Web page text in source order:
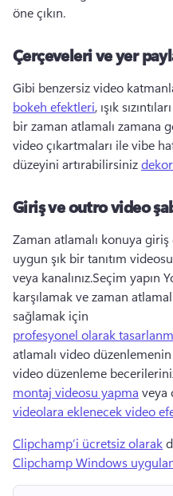
öne çıkın.
Çerçeveleri ve yer
Gibi benzersiz video
bokeh efektleri, ışık
bir zaman atlamalı zamana
video çıkartmaları ile vibe
düzeyini artırabilirsiniz
Giriş ve outro video
Zaman atlamalı konuya
uygun şık bir tanıtım
veya kanalınız.Seçim
karşılamak ve zaman
sağlamak için
profesyonel olarak
atlamalı video
video düzenleme
montaj videosu yapma veya
videolara eklenecek video
Clipchamp’i ücretsiz olarak
Clipchamp Windows